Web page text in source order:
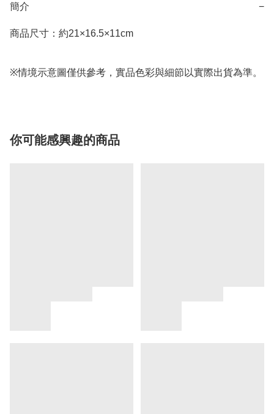
簡介 −
商品尺寸：約21×16.5×11cm
※情境示意圖僅供參考，實品色彩與細節以實際出貨為準。
你可能感興趣的商品